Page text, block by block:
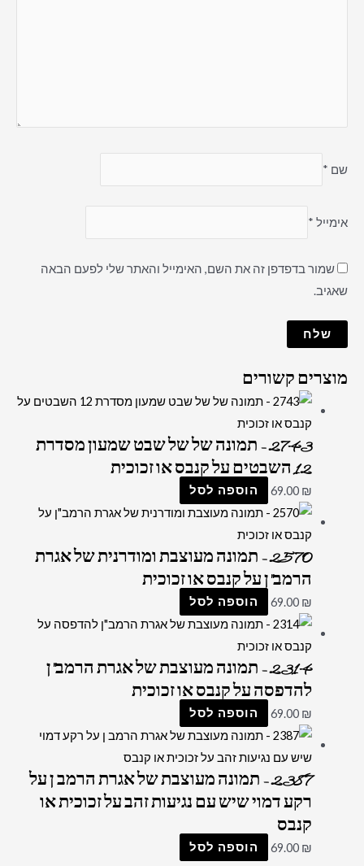
שם *
אימייל *
שמור בדפדפן זה את השם, האימייל והאתר שלי לפעם הבאה
שאגיב.
מוצרים קשורים
2743 – תמונה של של שבט שמעון מסדרת
12 השבטים על קנבס או זכוכית
69.00 ₪ הוספה לסל
2570 – תמונה מעוצבת ומודרנית של אגרת
הרמב"ן על קנבס או זכוכית
69.00 ₪ הוספה לסל
2314 – תמונה מעוצבת של אגרת הרמב"ן
להדפסה על קנבס או זכוכית
69.00 ₪ הוספה לסל
2387 – תמונה מעוצבת של אגרת הרמב ן על
רקע דמוי שיש עם נגיעות זהב על זכוכית או
קנבס
69.00 ₪ הוספה לסל